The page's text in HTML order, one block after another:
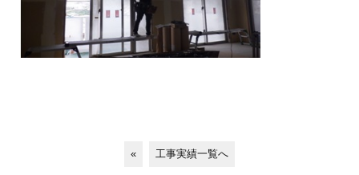
« 工事実績一覧へ